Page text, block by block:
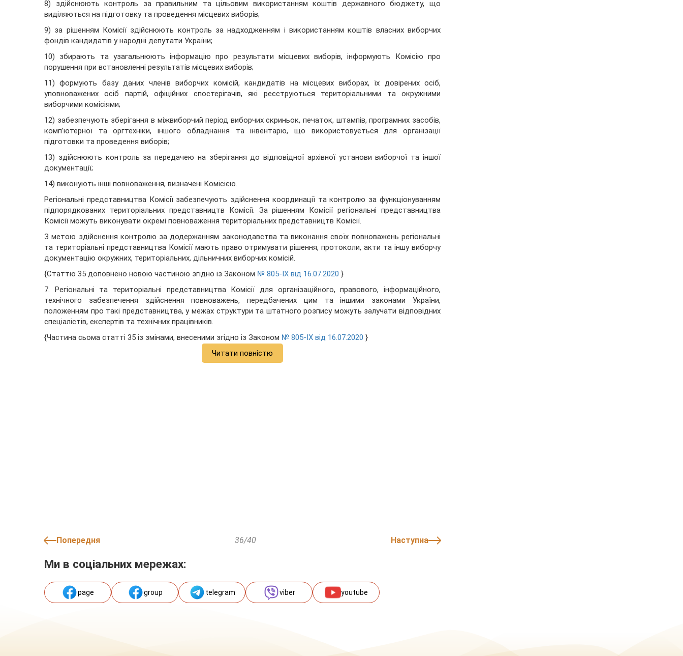
8) здійснюють контроль за правильним та цільовим використанням коштів державного бюджету, що
виділяються на підготовку та проведення місцевих виборів;
9) за рішенням Комісії здійснюють контроль за надходженням і використанням коштів власних виборчих
фондів кандидатів у народні депутати України;
10) збирають та узагальнюють інформацію про результати місцевих виборів, інформують Комісію про
порушення при встановленні результатів місцевих виборів;
11) формують базу даних членів виборчих комісій, кандидатів на місцевих виборах, їх довірених осіб,
уповноважених осіб партій, офіційних спостерігачів, які реєструються територіальними та окружними
виборчими комісіями;
12) забезпечують зберігання в міжвиборчий період виборчих скриньок, печаток, штампів, програмних засобів,
комп’ютерної та оргтехніки, іншого обладнання та інвентарю, що використовується для організації
підготовки та проведення виборів;
13) здійснюють контроль за передачею на зберігання до відповідної архівної установи виборчої та іншої
документації;
14) виконують інші повноваження, визначені Комісією.
Регіональні представництва Комісії забезпечують здійснення координації та контролю за функціонуванням
підпорядкованих територіальних представництв Комісії. За рішенням Комісії регіональні представництва
Комісії можуть виконувати окремі повноваження територіальних представництв Комісії.
З метою здійснення контролю за додержанням законодавства та виконання своїх повноважень регіональні
та територіальні представництва Комісії мають право отримувати рішення, протоколи, акти та іншу виборчу
документацію окружних, територіальних, дільничних виборчих комісій.
{Статтю 35 доповнено новою частиною згідно із Законом № 805-IX від 16.07.2020 }
7. Регіональні та територіальні представництва Комісії для організаційного, правового, інформаційного,
технічного забезпечення здійснення повноважень, передбачених цим та іншими законами України,
положенням про такі представництва, у межах структури та штатного розпису можуть залучати відповідних
спеціалістів, експертів та технічних працівників.
{Частина сьома статті 35 із змінами, внесеними згідно із Законом № 805-IX від 16.07.2020 }
Читати повністю
Попередня 36/40 Наступна
Ми в соціальних мережах:
page group telegram viber youtube